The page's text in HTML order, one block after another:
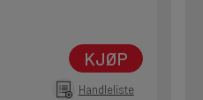
KJØP
Handleliste